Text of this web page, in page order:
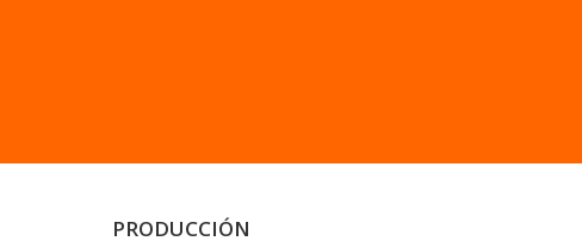
PRODUCCIÓN